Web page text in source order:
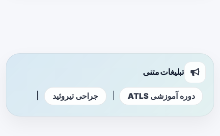
تبلیغات متنی
دوره آموزشی ATLS جراحی تیروئید